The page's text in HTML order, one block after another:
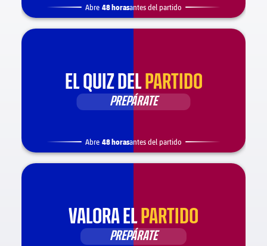
Abre 48 horasantes del partido
EL QUIZ DEL PARTIDO
PREPÁRATE
Abre 48 horasantes del partido
VALORA EL PARTIDO
PREPÁRATE